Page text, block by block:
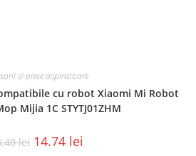
si piese aspiratoare
cu robot Xiaomi Mi Robot
Mijia 1C STYTJ01ZHM
lei 14.74 lei